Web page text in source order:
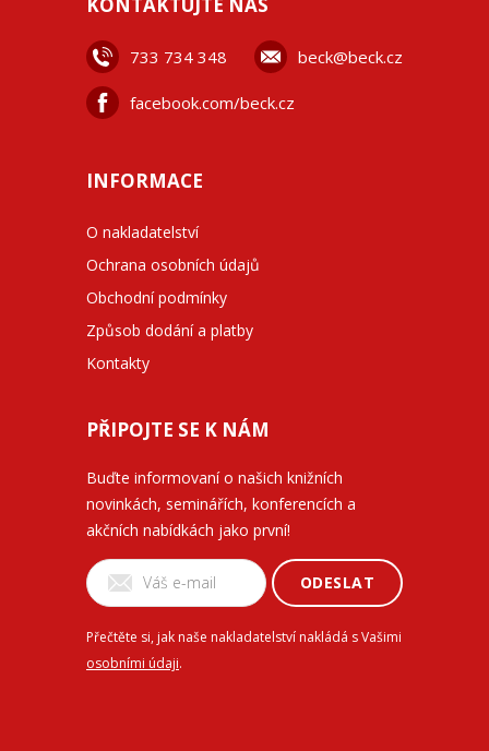
KONTAKTUJTE NÁS
733 734 348 beck@beck.cz
facebook.com/beck.cz
INFORMACE
O nakladatelství
Ochrana osobních údajů
Obchodní podmínky
Způsob dodání a platby
Kontakty
PŘIPOJTE SE K NÁM
Buďte informovaní o našich knižních
novinkách, seminářích, konferencích a
akčních nabídkách jako první!
ODESLAT
Přečtěte si, jak naše nakladatelství nakládá s Vašimi
osobními údaji.